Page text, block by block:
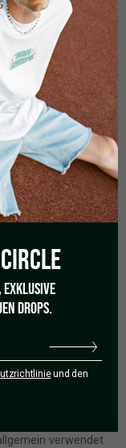
kann.
genetische
mit einem
Samen stammen
Merkmale wie
im
niedrigen
Pflanzen auf
ausgewachsenen
für alle Samen
als auch CBD
Cannabissamen
einige
sind,
verwendet
EXKLUSIVE
DROPS.
und den